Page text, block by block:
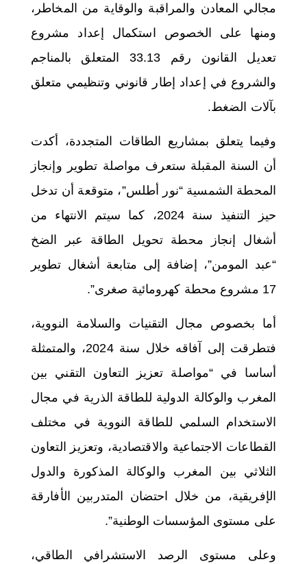
مجالي المعادن والمراقبة والوقاية من المخاطر،
ومنها على الخصوص استكمال إعداد مشروع
تعديل القانون رقم 33.13 المتعلق بالمناجم
والشروع في إعداد إطار قانوني وتنظيمي متعلق
بآلات الضغط.
وفيما يتعلق بمشاريع الطاقات المتجددة، أكدت
أن السنة المقبلة ستعرف مواصلة تطوير وإنجاز
المحطة الشمسية “نور أطلس”، متوقعة أن تدخل
حيز التنفيذ سنة 2024، كما سيتم الانتهاء من
أشغال إنجاز محطة تحويل الطاقة عبر الضخ
“عبد المومن”، إضافة إلى متابعة أشغال تطوير
17 مشروع محطة كهرومائية صغرى”.
أما بخصوص مجال التقنيات والسلامة النووية،
فتطرقت إلى آفاقه خلال سنة 2024، والمتمثلة
أساسا في “مواصلة تعزيز التعاون التقني بين
المغرب والوكالة الدولية للطاقة الذرية في مجال
الاستخدام السلمي للطاقة النووية في مختلف
القطاعات الاجتماعية والاقتصادية، وتعزيز التعاون
الثلاثي بين المغرب والوكالة المذكورة والدول
الإفريقية، من خلال احتضان المتدربين الأفارقة
على مستوى المؤسسات الوطنية”.
وعلى مستوى الرصد الاستشرافي الطاقي،